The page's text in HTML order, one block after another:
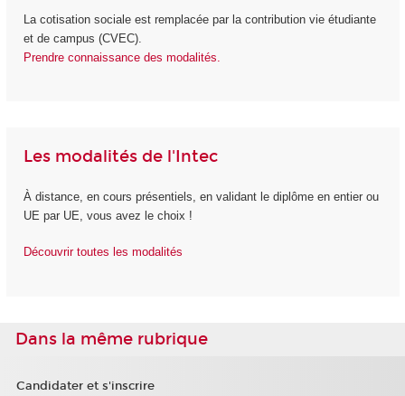
La cotisation sociale est remplacée par la contribution vie étudiante
et de campus (CVEC).
Prendre connaissance des modalités.
Les modalités de l'Intec
À distance, en cours présentiels, en validant le diplôme en entier ou
UE par UE, vous avez le choix !
Découvrir toutes les modalités
Dans la même rubrique
Candidater et s'inscrire